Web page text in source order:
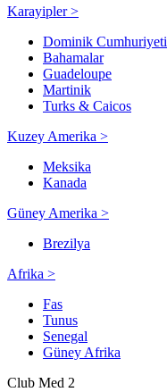
Karayipler >
Dominik Cumhuriyeti
Bahamalar
Guadeloupe
Martinik
Turks & Caicos
Kuzey Amerika >
Meksika
Kanada
Güney Amerika >
Brezilya
Afrika >
Fas
Tunus
Senegal
Güney Afrika
Club Med 2